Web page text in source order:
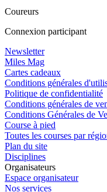
Coureurs
Connexion participant
Newsletter
Miles Mag
Cartes cadeaux
Conditions générales
Politique de confidentialité
Conditions générales de
Conditions Générales de
Course à pied
Toutes les courses par
Plan du site
Disciplines
Organisateurs
Espace organisateur
Nos services